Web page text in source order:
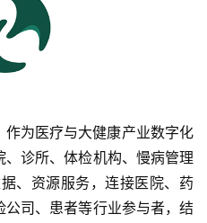
为医疗与大健康产业数字化
诊所、体检机构、慢病管理
、资源服务，连接医院、药
司、患者等行业参与者，结